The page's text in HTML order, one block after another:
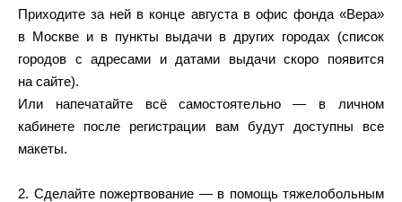
Приходите за ней в конце августа в офис фонда «Вера»
в Москве и в пункты выдачи в других городах (список
городов с адресами и датами выдачи скоро появится
на сайте).
Или напечатайте всё самостоятельно — в личном
кабинете после регистрации вам будут доступны все
макеты.
2. Сделайте пожертвование — в помощь тяжелобольным